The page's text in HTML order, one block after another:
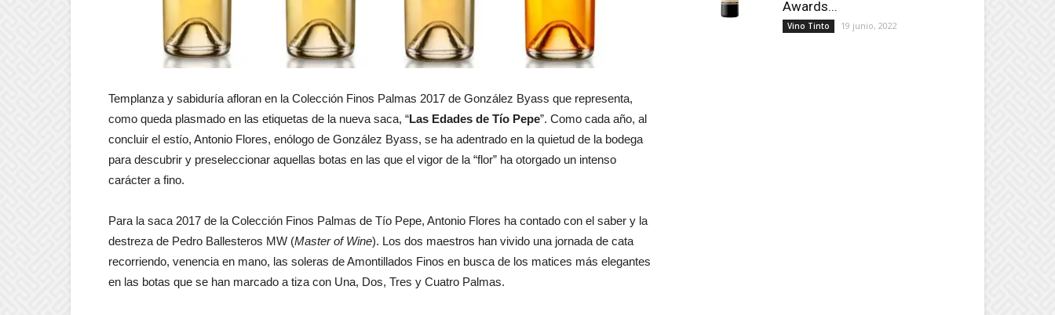
Templanza y sabiduría afloran en la Colección Finos Palmas 2017 de González Byass que representa,
como queda plasmado en las etiquetas de la nueva saca, “Las Edades de Tío Pepe”. Como cada año, al
concluir el estío, Antonio Flores, enólogo de González Byass, se ha adentrado en la quietud de la bodega
para descubrir y preseleccionar aquellas botas en las que el vigor de la “flor” ha otorgado un intenso
carácter a fino.
Para la saca 2017 de la Colección Finos Palmas de Tío Pepe, Antonio Flores ha contado con el saber y la
destreza de Pedro Ballesteros MW (Master of Wine). Los dos maestros han vivido una jornada de cata
recorriendo, venencia en mano, las soleras de Amontillados Finos en busca de los matices más elegantes
en las botas que se han marcado a tiza con Una, Dos, Tres y Cuatro Palmas.
Awards...
Vino Tinto 19 junio, 2022